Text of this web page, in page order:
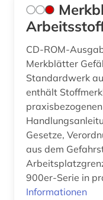
CD-ROM-
Merkblätter
Standardwerk
enthält
Gesetze,
aus dem
900er-Serie in
Informationen